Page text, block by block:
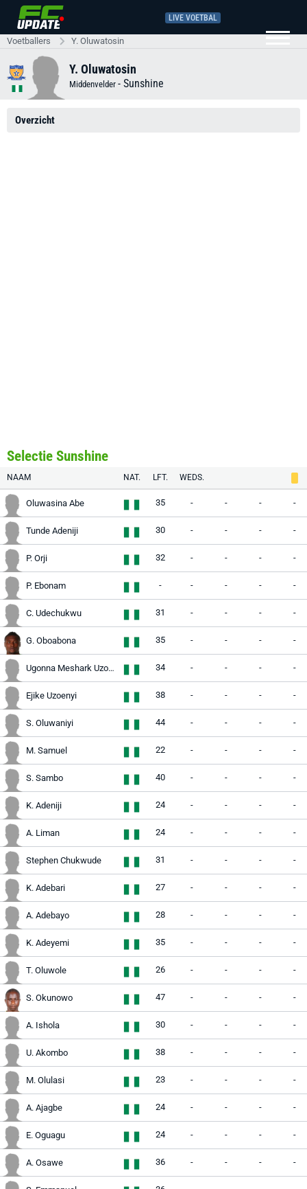
LIVE VOETBAL
Voetballers Y. Oluwatosin
Y. Oluwatosin
Middenvelder - Sunshine
Overzicht
Selectie Sunshine
NAAM NAT. LFT. WEDS.
Oluwasina Abe 35 - - - -
Tunde Adeniji 30 - - - -
P. Orji 32 - - - -
P. Ebonam - - - - -
C. Udechukwu 31 - - - -
G. Oboabona 35 - - - -
Ugonna Meshark Uzochukwu 34 - - - -
Ejike Uzoenyi 38 - - - -
S. Oluwaniyi 44 - - - -
M. Samuel 22 - - - -
S. Sambo 40 - - - -
K. Adeniji 24 - - - -
A. Liman 24 - - - -
Stephen Chukwude 31 - - - -
K. Adebari 27 - - - -
A. Adebayo 28 - - - -
K. Adeyemi 35 - - - -
T. Oluwole 26 - - - -
S. Okunowo 47 - - - -
A. Ishola 30 - - - -
U. Akombo 38 - - - -
M. Olulasi 23 - - - -
A. Ajagbe 24 - - - -
E. Oguagu 24 - - - -
A. Osawe 36 - - - -